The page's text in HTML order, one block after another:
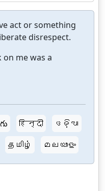
act or something
disrespect.
on me was a
हिन्दी
ଓଡ଼ିଆ
தமிழ் മലയാളം